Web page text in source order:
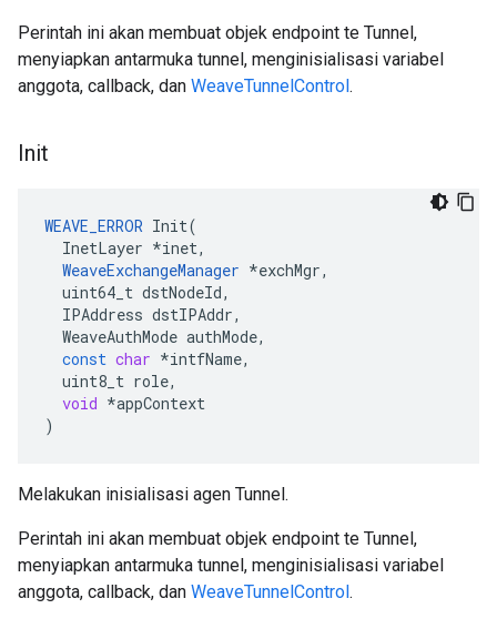
Perintah ini akan membuat objek endpoint te Tunnel,
menyiapkan antarmuka tunnel, menginisialisasi variabel
anggota, callback, dan WeaveTunnelControl.
Init
WEAVE_ERROR Init(
InetLayer *inet,
WeaveExchangeManager *exchMgr,
uint64_t dstNodeId,
IPAddress dstIPAddr,
WeaveAuthMode authMode,
const char *intfName,
uint8_t role,
void *appContext
)
Melakukan inisialisasi agen Tunnel.
Perintah ini akan membuat objek endpoint te Tunnel,
menyiapkan antarmuka tunnel, menginisialisasi variabel
anggota, callback, dan WeaveTunnelControl.